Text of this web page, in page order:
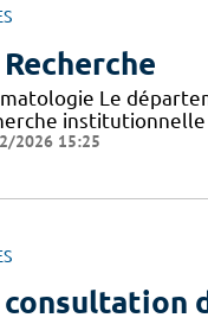
Le
2026 15:25
consultation